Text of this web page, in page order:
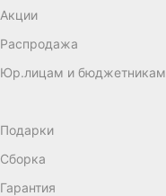
Акции
Распродажа
Юр.лицам и бюджетникам
Подарки
Сборка
Гарантия